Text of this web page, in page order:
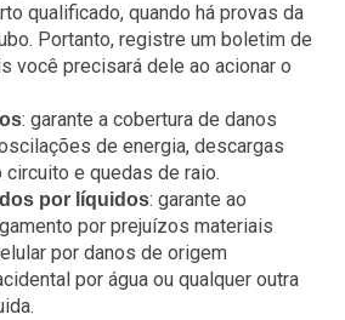
qualificado, quando há provas da
Portanto, registre um boletim de
você precisará dele ao acionar o
: garante a cobertura de danos
de energia, descargas
e quedas de raio.
por líquidos: garante ao
por prejuízos materiais
por danos de origem
por água ou qualquer outra